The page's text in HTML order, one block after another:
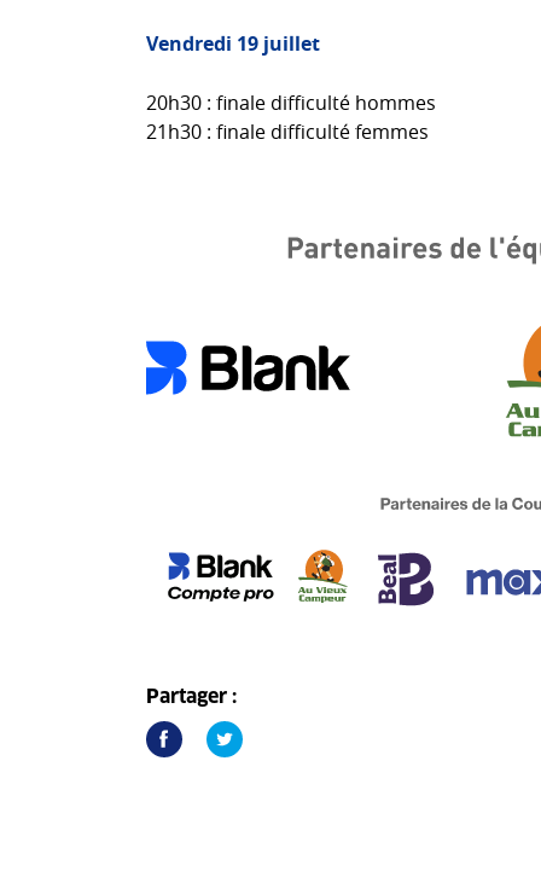
Vendredi 19 juillet
20h30 : finale difficulté hommes
21h30 : finale difficulté femmes
Partager :